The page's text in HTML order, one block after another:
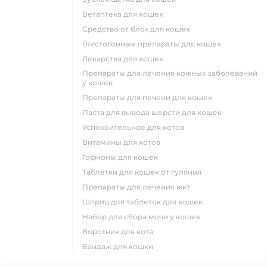
ветаптека для кошек
средство от блох для кошек
глистогонные препараты для кошек
лекарства для кошек
препараты для лечения кожных заболеваний
у кошек
препараты для печени для кошек
паста для вывода шерсти для кошек
успокоительное для котов
витамины для котов
гормоны для кошек
таблетки для кошек от гуляния
препараты для лечения жкт
шприц для таблеток для кошек
набор для сбора мочи у кошек
воротник для кота
бандаж для кошки